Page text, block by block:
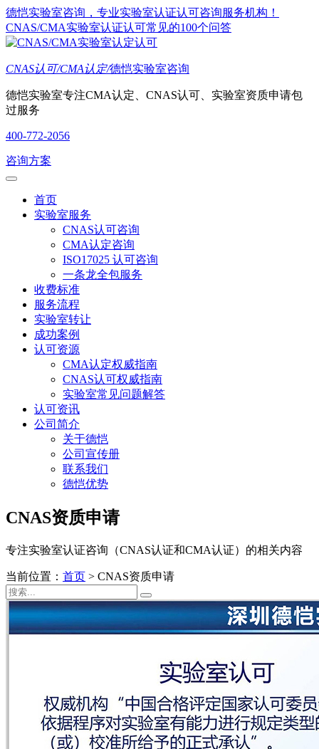
德恺实验室咨询，专业实验室认证认可咨询服务机构！
CNAS/CMA实验室认证认可常见的100个问答
CNAS认可/CMA认定/德恺实验室咨询
德恺实验室专注CMA认定、CNAS认可、实验室资质申请包
过服务
400-772-2056
咨询方案
首页
实验室服务
CNAS认可咨询
CMA认定咨询
ISO17025 认可咨询
一条龙全包服务
收费标准
服务流程
实验室转让
成功案例
认可资源
CMA认定权威指南
CNAS认可权威指南
实验室常见问题解答
认可资讯
公司简介
关于德恺
公司宣传册
联系我们
德恺优势
CNAS资质申请
专注实验室认证咨询（CNAS认证和CMA认证）的相关内容
当前位置： 首页 > CNAS资质申请